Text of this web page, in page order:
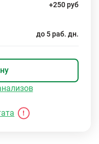
+250 руб
до 5 раб. дн.